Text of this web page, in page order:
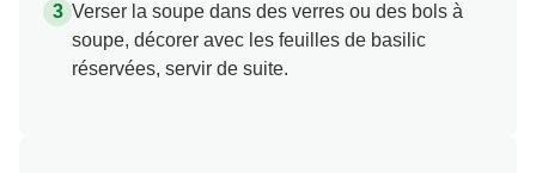
Verser la soupe dans des verres ou des bols à
soupe, décorer avec les feuilles de basilic
réservées, servir de suite.